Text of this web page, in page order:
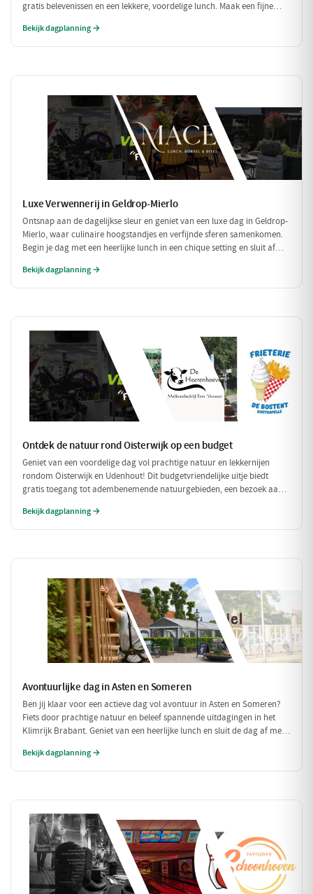
gratis belevenissen en een lekkere, voordelige lunch. Maak een fijne
hap.
Bekijk dagplanning →
Luxe Verwennerij in Geldrop-Mierlo
Ontsnap aan de dagelijkse sleur en geniet van een luxe dag in Geldrop-
Mierlo, waar culinaire hoogstandjes en verfijnde sferen samenkomen.
Begin je dag met een heerlijke lunch in een chique setting en sluit af
compleet met een ontspannen fietstocht door de prachtige omgeving!
Bekijk dagplanning →
Ontdek de natuur rond Oisterwijk op een budget
Geniet van een voordelige dag vol prachtige natuur en lekkernijen
rondom Oisterwijk en Udenhout! Dit budgetvriendelijke uitje biedt
gratis toegang tot adembenemende natuurgebieden, een bezoek aan
lunch. Perfect voor een dag vol avontuur zonder je portemonnee te
Bekijk dagplanning →
Avontuurlijke dag in Asten en Someren
Ben jij klaar voor een actieve dag vol avontuur in Asten en Someren?
Fiets door prachtige natuur en beleef spannende uitdagingen in het
Klimrijk Brabant. Geniet van een heerlijke lunch en sluit de dag af met
fietsen!
Bekijk dagplanning →